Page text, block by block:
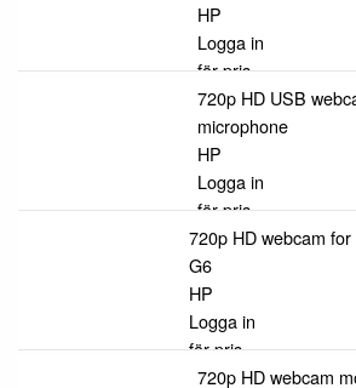
HP
Logga in
för pris
720p HD USB
microphone
HP
Logga in
för pris
720p HD webcam
G6
HP
Logga in
för pris
720p HD webcam